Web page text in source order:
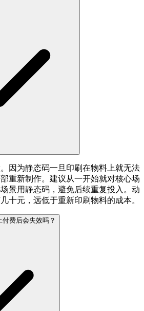
因为静态码一旦印刷在物料上就无法
重新制作。建议从一开始就对核心场
景用静态码，避免后续重复投入。动
十元，远低于重新印刷物料的成本。
费后会失效吗？